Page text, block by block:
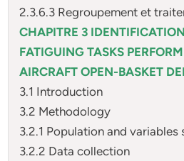
2.3.6.3 Regroupement et
CHAPITRE 3
FATIGUING TASKS
AIRCRAFT OPEN-BASKET
3.1 Introduction
3.2 Methodology
3.2.1 Population and variables
3.2.2 Data collection